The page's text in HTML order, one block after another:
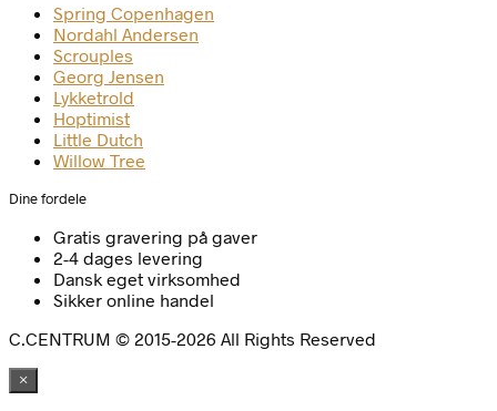
Spring Copenhagen
Nordahl Andersen
Scrouples
Georg Jensen
Lykketrold
Hoptimist
Little Dutch
Willow Tree
Dine fordele
Gratis gravering på gaver
2-4 dages levering
Dansk eget virksomhed
Sikker online handel
C.CENTRUM © 2015-2026 All Rights Reserved
×